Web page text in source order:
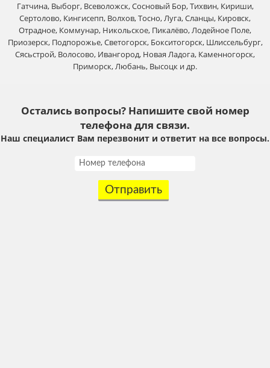
Гатчина, Выборг, Всеволожск, Сосновый Бор, Тихвин, Кириши,
Сертолово, Кингисепп, Волхов, Тосно, Луга, Сланцы, Кировск,
Отрадное, Коммунар, Никольское, Пикалёво, Лодейное Поле,
Приозерск, Подпорожье, Светогорск, Бокситогорск, Шлиссельбург,
Сясьстрой, Волосово, Ивангород, Новая Ладога, Каменногорск,
Приморск, Любань, Высоцк и др.
Остались вопросы? Напишите свой номер
телефона для связи.
Наш специалист Вам перезвонит и ответит на все вопросы.
Отправить